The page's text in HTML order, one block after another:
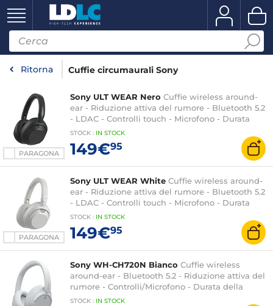
Ritorna Cuffie circumaurali Sony
PARAGONA
Sony ULT WEAR Nero Cuffie wireless around-
ear - Riduzione attiva del rumore - Bluetooth 5.2
- LDAC - Controlli touch - Microfono - Durata
della batteria 50h - Ricarica rapida
STOCK : IN STOCK
149€95
PARAGONA
Sony ULT WEAR White Cuffie wireless around-
ear - Riduzione attiva del rumore - Bluetooth 5.2
- LDAC - Controlli touch - Microfono - Durata
della batteria 50h - Ricarica rapida
STOCK : IN STOCK
149€95
Sony WH-CH720N Bianco Cuffie wireless
around-ear - Bluetooth 5.2 - Riduzione attiva del
rumore - Controlli/Microfono - Durata della
batteria di 35 ore
STOCK : IN STOCK